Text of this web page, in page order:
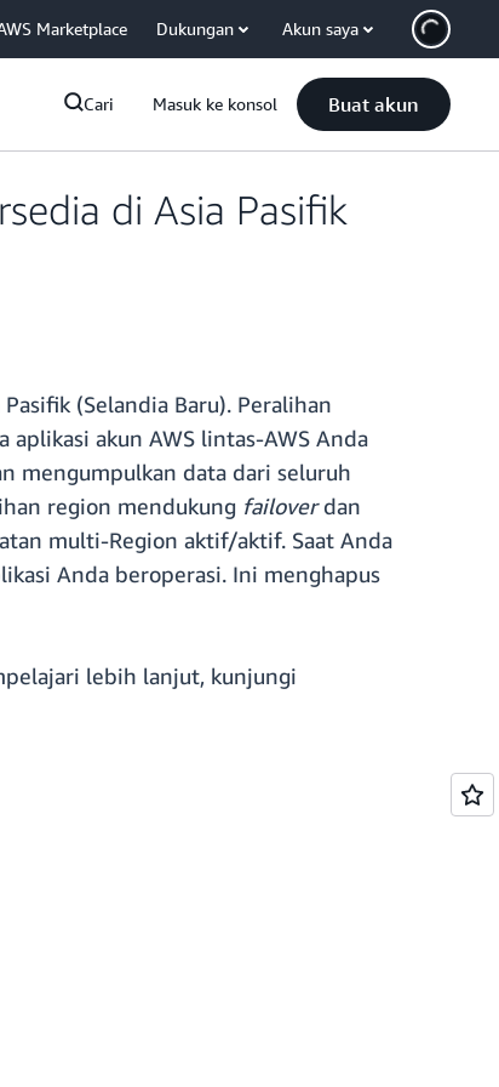
Marketplace Dukungan Akun saya
Cari Masuk ke konsol Buat akun
di Asia Pasifik
(Selandia Baru). Peralihan
akun AWS lintas-AWS Anda
mengumpulkan data dari seluruh
region mendukung failoverdan
multi-Region aktif/aktif. Saat Anda
Anda beroperasi. Ini menghapus
lebih lanjut, kunjungi